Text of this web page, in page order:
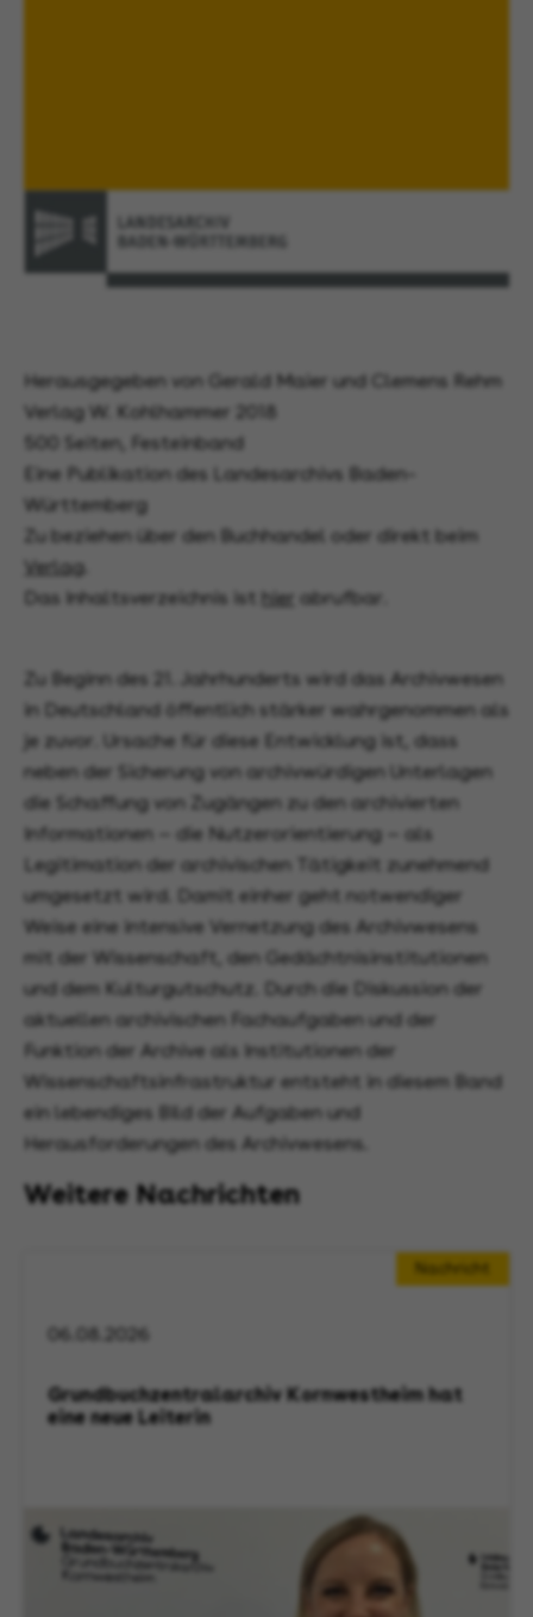
Herausgegeben von Gerald Maier und Clemens Rehm
Verlag W. Kohlhammer 2018
500 Seiten, Festeinband
Eine Publikation des Landesarchivs Baden–
Württemberg
Zu beziehen über den Buchhandel oder direkt beim
Verlag.
Das Inhaltsverzeichnis ist hier abrufbar.
Zu Beginn des 21. Jahrhunderts wird das Archivwesen
in Deutschland öffentlich stärker wahrgenommen als
je zuvor. Ursache für diese Entwicklung ist, dass
neben der Sicherung von archivwürdigen Unterlagen
die Schaffung von Zugängen zu den archivierten
Informationen — die Nutzerorientierung — als
Legitimation der archivischen Tätigkeit zunehmend
umgesetzt wird. Damit einher geht notwendiger
Weise eine intensive Vernetzung des Archivwesens
mit der Wissenschaft, den Gedächtnisinstitutionen
und dem Kulturgutschutz. Durch die Diskussion der
aktuellen archivischen Fachaufgaben und der
Funktion der Archive als Institutionen der
Wissenschaftsinfrastruktur entsteht in diesem Band
ein lebendiges Bild der Aufgaben und
Herausforderungen des Archivwesens.
Weitere Nachrichten
Nachricht
06.08.2026
Grundbuchzentralarchiv Kornwestheim hat
eine neue Leiterin